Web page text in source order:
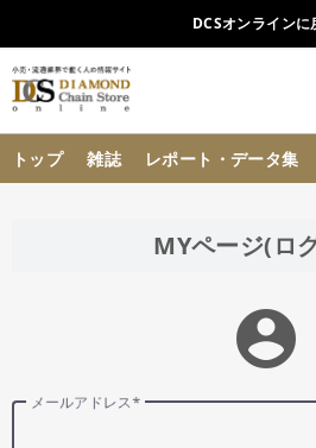
DCSオンラインに
トップ 雑誌 レポート・データ集
MYページ(ロ
account_circle
メールアドレス